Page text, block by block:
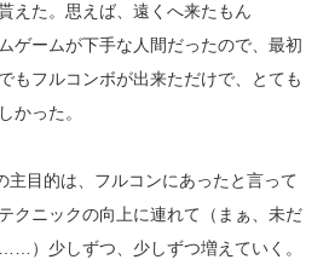
えた。思えば、遠くへ来たもん
ームが下手な人間だったので、最初
もフルコンボが出来ただけで、とても
かった。
主目的は、フルコンにあったと言って
クニックの向上に連れて（まぁ、未だ
）少しずつ、少しずつ増えていく。